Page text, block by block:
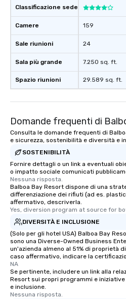
Classificazione sede
Camere
Sale riunioni
Sala più grande
Spazio riunioni
159
24
7.250 sq. ft.
29.589 sq. ft.
Domande frequenti di
Consulta le domande frequenti di
e sicurezza, sostenibilità e diversità e
SOSTENIBILITÀ
Fornire dettagli o un link a eventuali
o impatto sociale comunicati
Nessuna risposta.
Balboa Bay Resort dispone di una
differenziazione dei rifiuti (ad es.
affermativo, descriverla.
Yes, diversion program at source for
DIVERSITÀ E INCLUSIONE
(Solo per gli hotel USA) Balboa Bay
sono una Diverse-Owned Business
un'azienda almeno al 51% di proprietà
caso affermativo, indicare la
NA
Se pertinente, includere un link alla
Resort sui propri programmi e
e inclusione.
Nessuna risposta.